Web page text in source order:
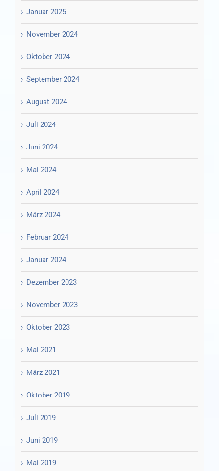
Januar 2025
November 2024
Oktober 2024
September 2024
August 2024
Juli 2024
Juni 2024
Mai 2024
April 2024
März 2024
Februar 2024
Januar 2024
Dezember 2023
November 2023
Oktober 2023
Mai 2021
März 2021
Oktober 2019
Juli 2019
Juni 2019
Mai 2019